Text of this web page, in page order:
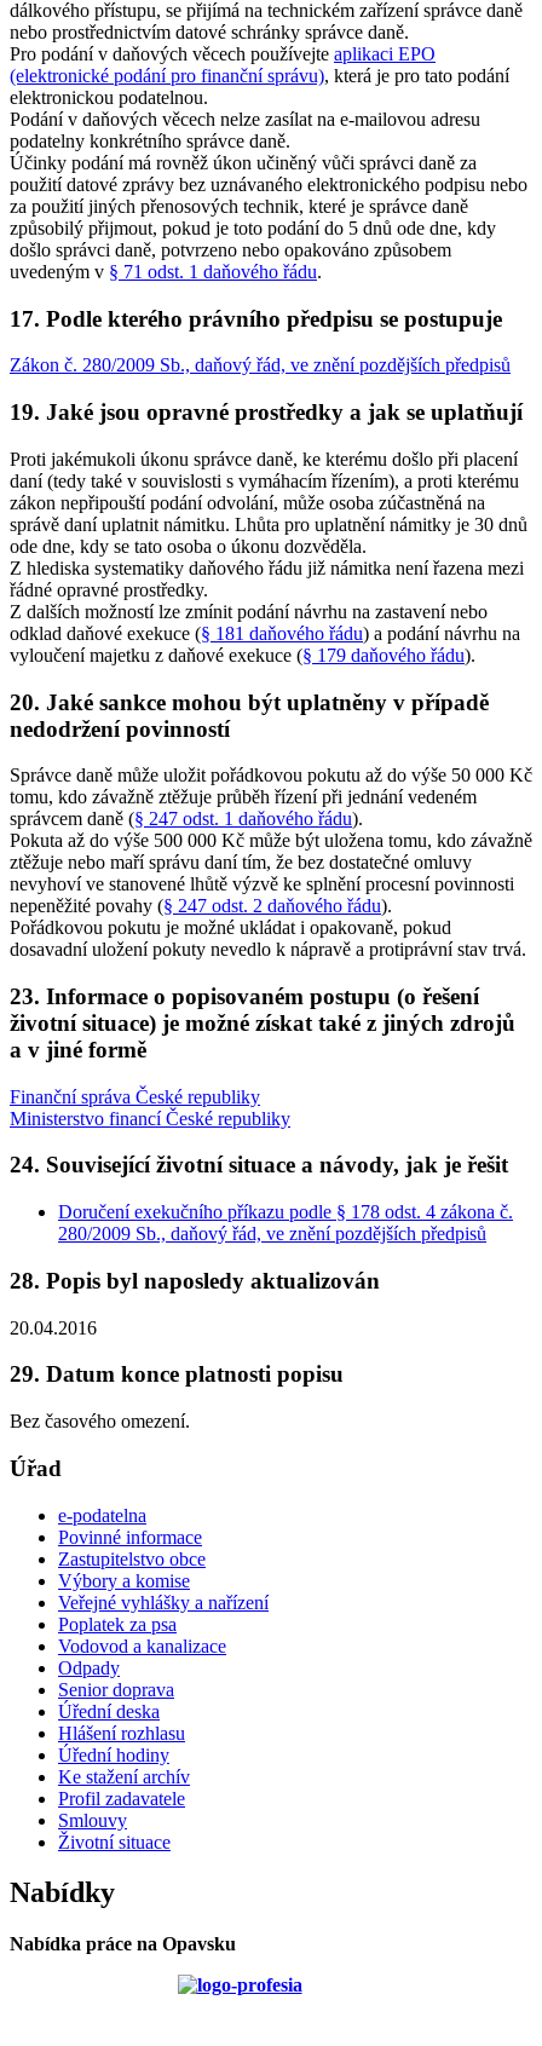
dálkového přístupu, se přijímá na technickém zařízení správce daně
nebo prostřednictvím datové schránky správce daně.
Pro podání v daňových věcech používejte aplikaci EPO
(elektronické podání pro finanční správu), která je pro tato podání
elektronickou podatelnou.
Podání v daňových věcech nelze zasílat na e-mailovou adresu
podatelny konkrétního správce daně.
Účinky podání má rovněž úkon učiněný vůči správci daně za
použití datové zprávy bez uznávaného elektronického podpisu nebo
za použití jiných přenosových technik, které je správce daně
způsobilý přijmout, pokud je toto podání do 5 dnů ode dne, kdy
došlo správci daně, potvrzeno nebo opakováno způsobem
uvedeným v § 71 odst. 1 daňového řádu.
17. Podle kterého právního předpisu se postupuje
Zákon č. 280/2009 Sb., daňový řád, ve znění pozdějších předpisů
19. Jaké jsou opravné prostředky a jak se uplatňují
Proti jakémukoli úkonu správce daně, ke kterému došlo při placení
daní (tedy také v souvislosti s vymáhacím řízením), a proti kterému
zákon nepřipouští podání odvolání, může osoba zúčastněná na
správě daní uplatnit námitku. Lhůta pro uplatnění námitky je 30 dnů
ode dne, kdy se tato osoba o úkonu dozvěděla.
Z hlediska systematiky daňového řádu již námitka není řazena mezi
řádné opravné prostředky.
Z dalších možností lze zmínit podání návrhu na zastavení nebo
odklad daňové exekuce (§ 181 daňového řádu) a podání návrhu na
vyloučení majetku z daňové exekuce (§ 179 daňového řádu).
20. Jaké sankce mohou být uplatněny v případě
nedodržení povinností
Správce daně může uložit pořádkovou pokutu až do výše 50 000 Kč
tomu, kdo závažně ztěžuje průběh řízení při jednání vedeném
správcem daně (§ 247 odst. 1 daňového řádu).
Pokuta až do výše 500 000 Kč může být uložena tomu, kdo závažně
ztěžuje nebo maří správu daní tím, že bez dostatečné omluvy
nevyhoví ve stanovené lhůtě výzvě ke splnění procesní povinnosti
nepeněžité povahy (§ 247 odst. 2 daňového řádu).
Pořádkovou pokutu je možné ukládat i opakovaně, pokud
dosavadní uložení pokuty nevedlo k nápravě a protiprávní stav trvá.
23. Informace o popisovaném postupu (o řešení
životní situace) je možné získat také z jiných zdrojů
a v jiné formě
Finanční správa České republiky
Ministerstvo financí České republiky
24. Související životní situace a návody, jak je řešit
Doručení exekučního příkazu podle § 178 odst. 4 zákona č.
280/2009 Sb., daňový řád, ve znění pozdějších předpisů
28. Popis byl naposledy aktualizován
20.04.2016
29. Datum konce platnosti popisu
Bez časového omezení.
Úřad
e-podatelna
Povinné informace
Zastupitelstvo obce
Výbory a komise
Veřejné vyhlášky a nařízení
Poplatek za psa
Vodovod a kanalizace
Odpady
Senior doprava
Úřední deska
Hlášení rozhlasu
Úřední hodiny
Ke stažení archív
Profil zadavatele
Smlouvy
Životní situace
Nabídky
Nabídka práce na Opavsku